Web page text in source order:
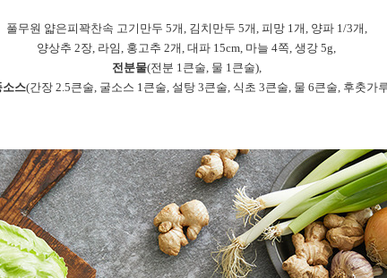
풀무원 얇은피꽉찬속 고기만두 5개, 김치만두 5개, 피망 1개, 양파 1/3개,
양상추 2장, 라임, 홍고추 2개, 대파 15cm, 마늘 4쪽, 생강 5g,
전분물(전분 1큰술, 물 1큰술),
소스(간장 2.5큰술, 굴소스 1큰술, 설탕 3큰술, 식초 3큰술, 물 6큰술, 후춧가